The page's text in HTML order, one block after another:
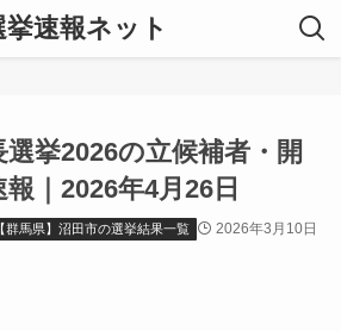
挙速報ネット
選挙2026の立候補者・開
｜2026年4月26日
【群馬県】沼田市の選挙結果一覧 2026年3月10日